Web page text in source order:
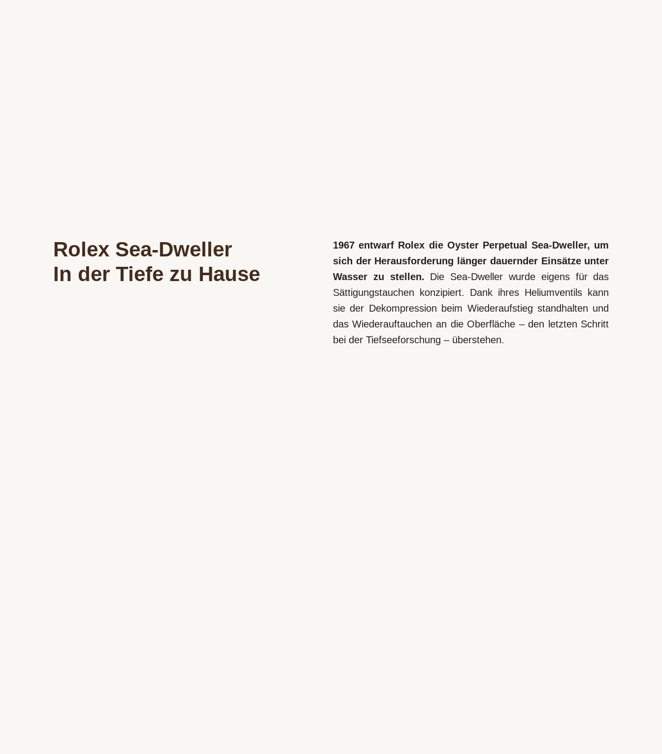
Rolex Sea-Dweller
In der Tiefe zu Hause
1967 entwarf Rolex die Oyster Perpetual Sea‑Dweller, um
sich der Herausforderung länger dauernder Einsätze unter
Wasser zu stellen. Die Sea‑Dweller wurde eigens für das
Sättigungstauchen konzipiert. Dank ihres Heliumventils kann
sie der Dekompression beim Wiederaufstieg standhalten und
das Wiederauftauchen an die Oberfläche – den letzten Schritt
bei der Tiefseeforschung – überstehen.